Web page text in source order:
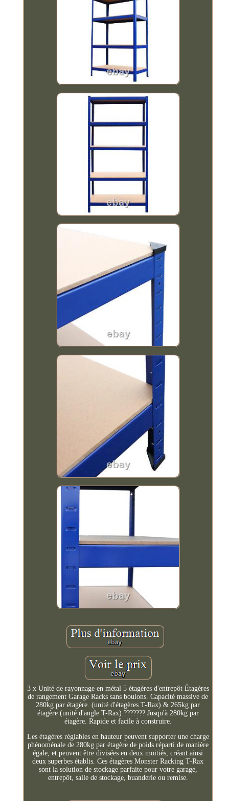
3 x Unité de rayonnage en métal 5 étagères d'entrepôt Étagères
de rangement Garage Racks sans boulons. Capacité massive de
280kg par étagère. (unité d'étagères T-Rax) & 265kg par
étagère (unité d'angle T-Rax) ??????? Jusqu'à 280kg par
étagère. Rapide et facile à construire.
Les étagères réglables en hauteur peuvent supporter une charge
phénoménale de 280kg par étagère de poids réparti de manière
égale, et peuvent être divisées en deux moitiés, créant ainsi
deux superbes établis. Ces étagères Monster Racking T-Rax
sont la solution de stockage parfaite pour votre garage,
entrepôt, salle de stockage, buanderie ou remise.